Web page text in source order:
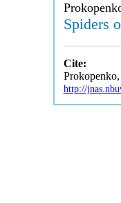
Spiders
Cite:
http://